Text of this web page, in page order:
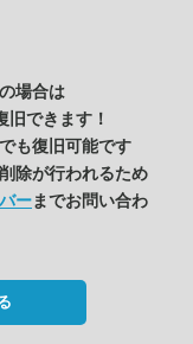
場合は
旧できます！
も復旧可能です
除が行われるため
ーまでお問い合わ